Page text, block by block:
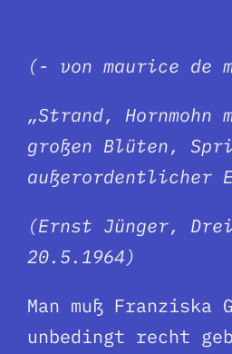
(- von maurice de
„Strand, Hornmohn
großen Blüten,
(Ernst Jünger, Drei
20.5.1964)
Man muß Franziska
unbedingt recht